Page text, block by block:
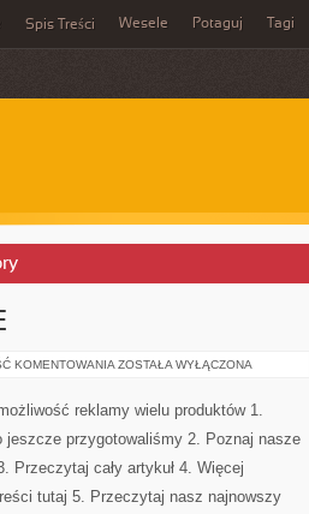
Spis Treści Wesele Potaguj Tagi
KOMENTOWANIA MARKETING
ZOSTAŁA WYŁĄCZONA
reklamy wielu produktów 1.
jeszcze przygotowaliśmy 2. Poznaj nasze
Przeczytaj cały artykuł 4. Więcej
tutaj 5. Przeczytaj nasz najnowszy